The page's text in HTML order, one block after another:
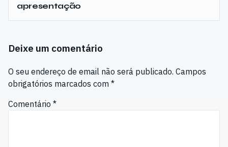
apresentação
Deixe um comentário
O seu endereço de email não será publicado. Campos
obrigatórios marcados com *
Comentário *